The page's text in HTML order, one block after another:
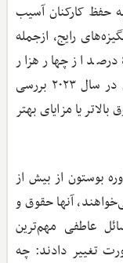
حفظ کارکنان آسیب
رایج، ازجمله
جبران خسارت، به‌خوبی درک شده‌اند. 82 درصد از چهار هزار
کارمند آمریکایی و بریتانیایی که کورن فری در سال ۲۰۲۳ بررسی
یا مزایای بهتر
بوستون از بیش از
آنها حقوق و
عاطفی مهم‌ترین
تغییر دادند: چه